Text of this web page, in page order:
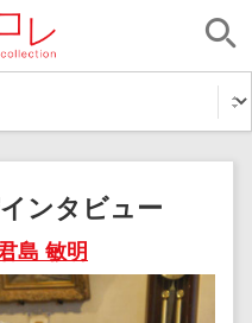
ンタビュー
島 敏明